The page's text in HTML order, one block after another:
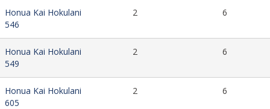
Honua Kai Hokulani
546
2 6
Honua Kai Hokulani
549
2 6
Honua Kai Hokulani
605
2 6